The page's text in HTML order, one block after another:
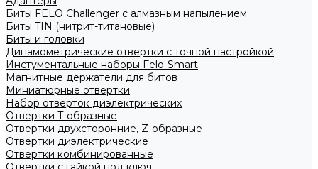
Биты FELO Challenger с алмазным напылением
Биты TIN (нитрит-титановые)
Биты и головки
Динамометрические отвертки с точной настройкой
Инстументальные наборы Felo-Smart
Магнитные держатели для битов
Миниатюрные отвертки
Набор отверток диэлектрических
Отвертки T-образные
Отвертки двухсторонние, Z-образные
Отвертки диэлектрические
Отвертки комбинированные